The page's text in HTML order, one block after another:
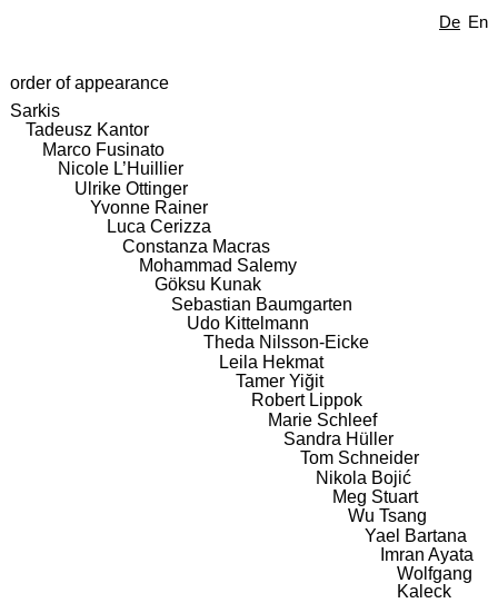
De En
order of appearance
Sarkis
Tadeusz Kantor
Marco Fusinato
Nicole L’Huillier
Ulrike Ottinger
Yvonne Rainer
Luca Cerizza
Constanza Macras
Mohammad Salemy
Göksu Kunak
Sebastian Baumgarten
Udo Kittelmann
Theda Nilsson-Eicke
Leila Hekmat
Tamer Yiğit
Robert Lippok
Marie Schleef
Sandra Hüller
Tom Schneider
Nikola Bojić
Meg Stuart
Wu Tsang
Yael Bartana
Imran Ayata
Wolfgang
Kaleck